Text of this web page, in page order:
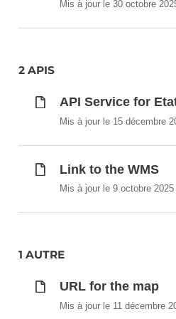
Mis à jour le 30 octobre
2 APIS
API Service for
Mis à jour le 15 décembre
Link to the WMS
Mis à jour le 9 octobre 2025
1 AUTRE
URL for the map
Mis à jour le 11 décembre